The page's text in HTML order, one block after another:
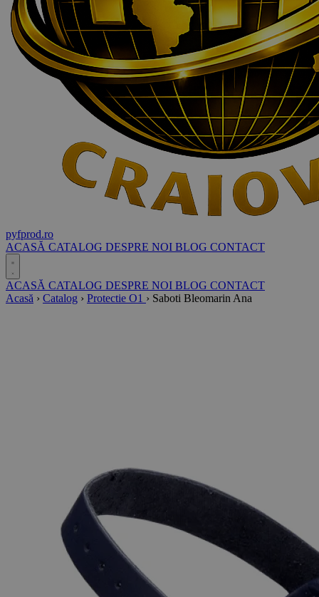
pyfprod.ro
ACASĂ CATALOG DESPRE NOI BLOG CONTACT
ACASĂ CATALOG DESPRE NOI BLOG CONTACT
Acasă › Catalog › Protectie O1 › Saboti Bleomarin Ana